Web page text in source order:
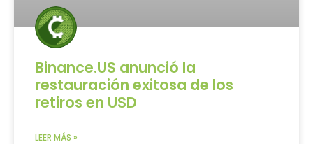
Binance.US anunció la
restauración exitosa de los
retiros en USD
LEER MÁS »